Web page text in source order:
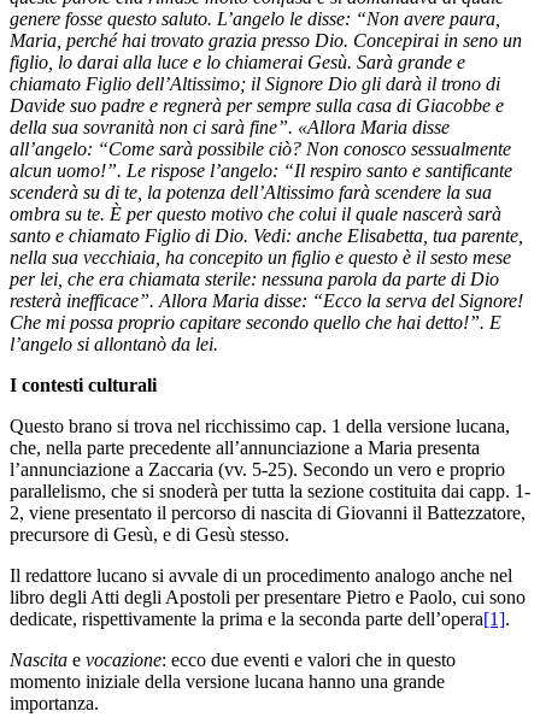
genere fosse questo saluto. L’angelo le disse: “Non avere paura,
Maria, perché hai trovato grazia presso Dio. Concepirai in seno un
figlio, lo darai alla luce e lo chiamerai Gesù. Sarà grande e
chiamato Figlio dell’Altissimo; il Signore Dio gli darà il trono di
Davide suo padre e regnerà per sempre sulla casa di Giacobbe e
della sua sovranità non ci sarà fine”. «Allora Maria disse
all’angelo: “Come sarà possibile ciò? Non conosco sessualmente
alcun uomo!”. Le rispose l’angelo: “Il respiro santo e santificante
scenderà su di te, la potenza dell’Altissimo farà scendere la sua
ombra su te. È per questo motivo che colui il quale nascerà sarà
santo e chiamato Figlio di Dio. Vedi: anche Elisabetta, tua parente,
nella sua vecchiaia, ha concepito un figlio e questo è il sesto mese
per lei, che era chiamata sterile: nessuna parola da parte di Dio
resterà inefficace”. Allora Maria disse: “Ecco la serva del Signore!
Che mi possa proprio capitare secondo quello che hai detto!”. E
l’angelo si allontanò da lei.
I contesti culturali
Questo brano si trova nel ricchissimo cap. 1 della versione lucana,
che, nella parte precedente all’annunciazione a Maria presenta
l’annunciazione a Zaccaria (vv. 5-25). Secondo un vero e proprio
parallelismo, che si snoderà per tutta la sezione costituita dai capp. 1-
2, viene presentato il percorso di nascita di Giovanni il Battezzatore,
precursore di Gesù, e di Gesù stesso.
Il redattore lucano si avvale di un procedimento analogo anche nel
libro degli Atti degli Apostoli per presentare Pietro e Paolo, cui sono
dedicate, rispettivamente la prima e la seconda parte dell’opera[1].
Nascita e vocazione: ecco due eventi e valori che in questo
momento iniziale della versione lucana hanno una grande
importanza.